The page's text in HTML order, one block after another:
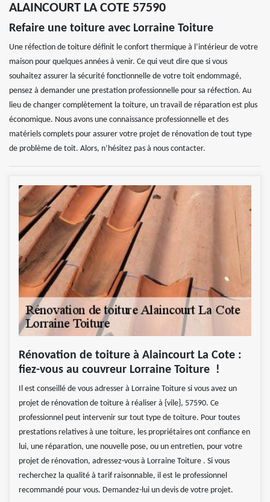
ALAINCOURT LA COTE 57590
Refaire une toiture avec Lorraine Toiture
Une réfection de toiture définit le confort thermique à l’intérieur de votre
maison pour quelques années à venir. Ce qui veut dire que si vous
souhaitez assurer la sécurité fonctionnelle de votre toit endommagé,
pensez à demander une prestation professionnelle pour sa réfection. Au
lieu de changer complètement la toiture, un travail de réparation est plus
économique. Nous avons une connaissance professionnelle et des
matériels complets pour assurer votre projet de rénovation de tout type
de problème de toit. Alors, n’hésitez pas à nous contacter.
Rénovation de toiture à Alaincourt La Cote :
fiez-vous au couvreur Lorraine Toiture !
Il est conseillé de vous adresser à Lorraine Toiture si vous avez un
projet de rénovation de toiture à réaliser à {vile}, 57590. Ce
professionnel peut intervenir sur tout type de toiture. Pour toutes
prestations relatives à une toiture, les propriétaires ont confiance en
lui, une réparation, une nouvelle pose, ou un entretien, pour votre
projet de rénovation, adressez-vous à Lorraine Toiture . Si vous
recherchez la qualité à tarif raisonnable, il est le professionnel
recommandé pour vous. Demandez-lui un devis de votre projet.